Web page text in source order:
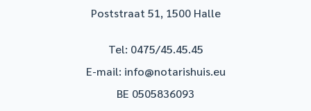
Poststraat 51, 1500 Halle
Tel: 0475/45.45.45
E-mail: info@notarishuis.eu
BE 0505836093